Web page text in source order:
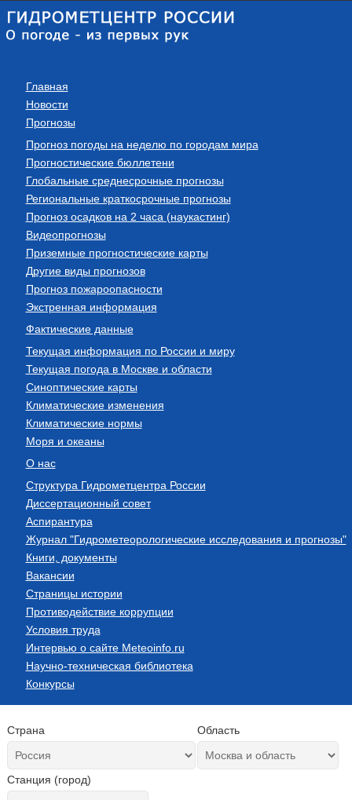
Главная
Новости
Прогнозы
Прогноз погоды на неделю по городам мира
Прогностические бюллетени
Глобальные среднесрочные прогнозы
Региональные краткосрочные прогнозы
Прогноз осадков на 2 часа (наукастинг)
Видеопрогнозы
Приземные прогностические карты
Другие виды прогнозов
Прогноз пожароопасности
Экстренная информация
Фактические данные
Текущая информация по России и миру
Текущая погода в Москве и области
Синоптические карты
Климатические изменения
Климатические нормы
Моря и океаны
О нас
Структура Гидрометцентра России
Диссертационный совет
Аспирантура
Журнал "Гидрометеорологические исследования и прогнозы"
Книги, документы
Вакансии
Страницы истории
Противодействие коррупции
Условия труда
Интервью о сайте Meteoinfo.ru
Научно-техническая библиотека
Конкурсы
Страна Область
Станция (город)